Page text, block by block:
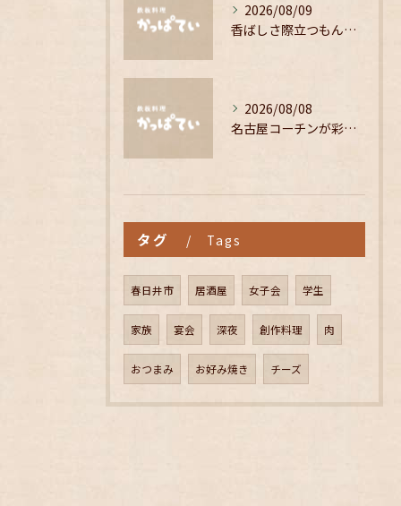
2026/08/09
香ばしさ際立つもんじゃ焼きの魅力解説
2026/08/08
名古屋コーチンが彩る心温まる居酒屋の魅力
タグ Tags
春日井市 居酒屋 女子会 学生
家族 宴会 深夜 創作料理 肉
おつまみ お好み焼き チーズ